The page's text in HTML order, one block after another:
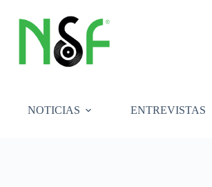
contenido
NOTICIAS ENTREVISTAS